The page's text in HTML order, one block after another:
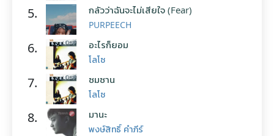
5. กลัวว่าฉันจะไม่เสียใจ (Fear)
PURPEECH
6. อะไรก็ยอม
โลโซ
7. ซมซาน
โลโซ
8. มานะ
พงษ์สิทธิ์ คำภีร์